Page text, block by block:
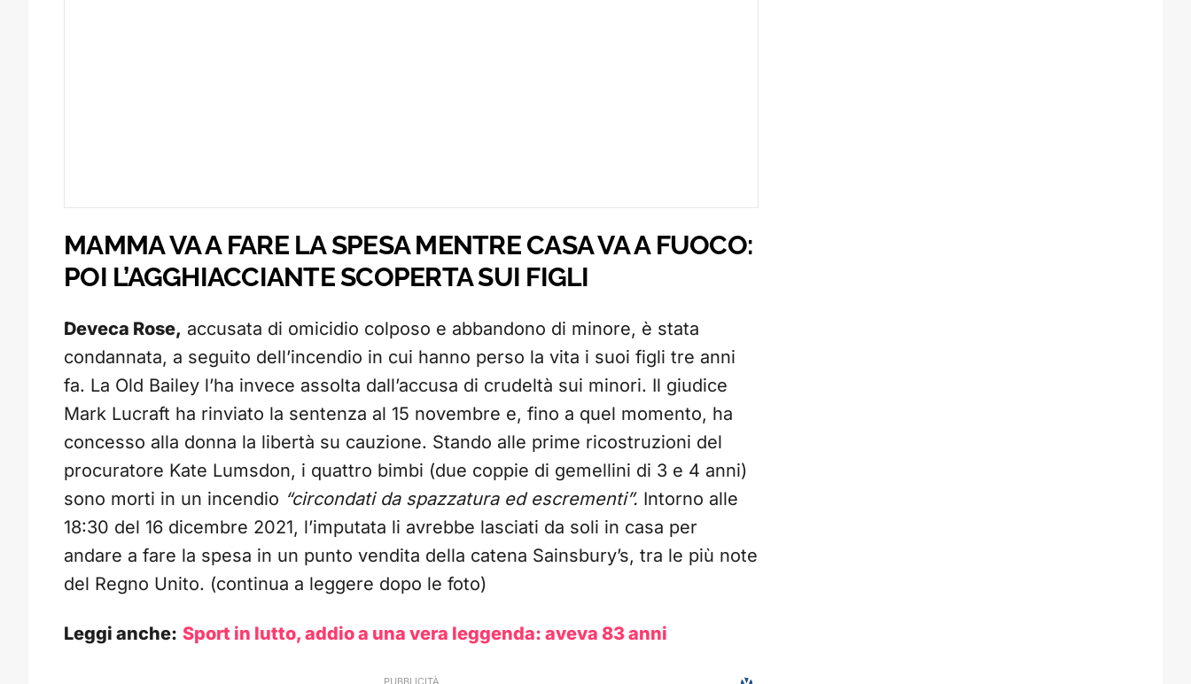
MAMMA VA A FARE LA SPESA MENTRE CASA VA A FUOCO:
POI L’AGGHIACCIANTE SCOPERTA SUI FIGLI
Deveca Rose, accusata di omicidio colposo e abbandono di minore, è stata
condannata, a seguito dell’incendio in cui hanno perso la vita i suoi figli tre anni
fa. La Old Bailey l’ha invece assolta dall’accusa di crudeltà sui minori. Il giudice
Mark Lucraft ha rinviato la sentenza al 15 novembre e, fino a quel momento, ha
concesso alla donna la libertà su cauzione. Stando alle prime ricostruzioni del
procuratore Kate Lumsdon, i quattro bimbi (due coppie di gemellini di 3 e 4 anni)
sono morti in un incendio “circondati da spazzatura ed escrementi”. Intorno alle
18:30 del 16 dicembre 2021, l’imputata li avrebbe lasciati da soli in casa per
andare a fare la spesa in un punto vendita della catena Sainsbury’s, tra le più note
del Regno Unito. (continua a leggere dopo le foto)
Leggi anche: Sport in lutto, addio a una vera leggenda: aveva 83 anni